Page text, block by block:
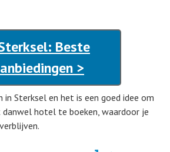
Beste
>
in Sterksel en het is een goed idee om
hotel te boeken, waardoor je